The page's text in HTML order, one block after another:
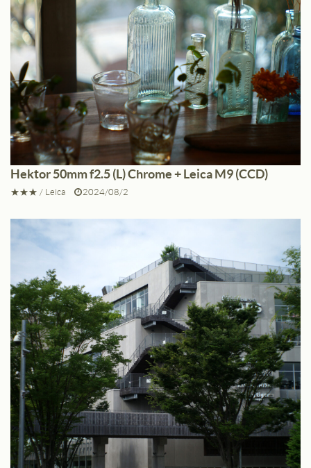
JPEG撮りっぱなし
Hektor 50mm f2.5 (L) Chrome + Leica M9 (CCD)
★★★ / Leica 2024/08/2